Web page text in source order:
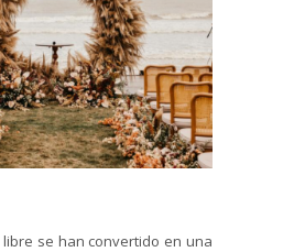
se han convertido en una